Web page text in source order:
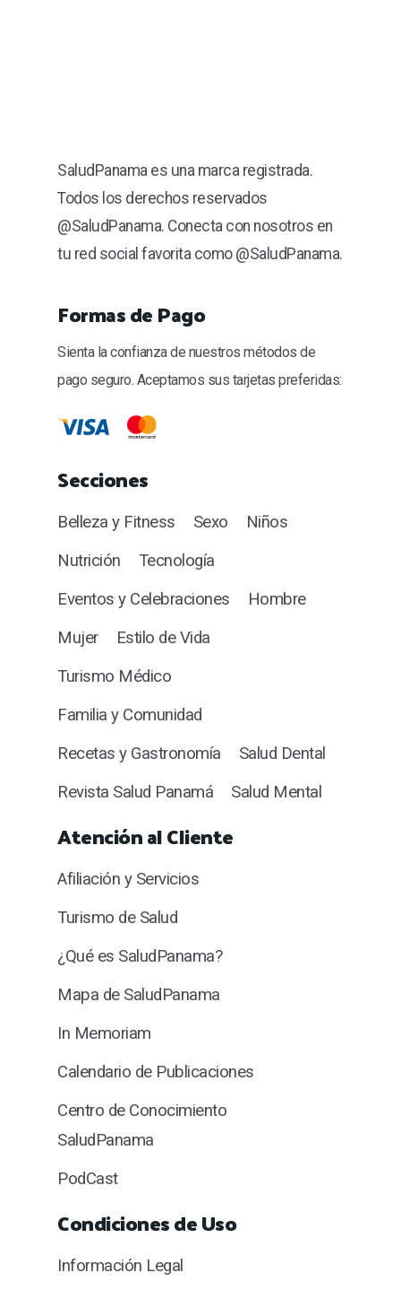
SaludPanama es una marca registrada.
Todos los derechos reservados
@SaludPanama. Conecta con nosotros en
tu red social favorita como @SaludPanama.
Formas de Pago
Sienta la confianza de nuestros métodos de
pago seguro. Aceptamos sus tarjetas preferidas:
Secciones
Belleza y Fitness Sexo
Niños
Nutrición
Tecnología
Eventos y Celebraciones
Hombre
Mujer
Estilo de Vida
Turismo Médico
Familia y Comunidad
Recetas y Gastronomía
Salud Dental
Revista Salud Panamá
Salud Mental
Atención al Cliente
Afiliación y Servicios
Turismo de Salud
¿Qué es SaludPanama?
Mapa de SaludPanama
In Memoriam
Calendario de Publicaciones
Centro de Conocimiento
SaludPanama
PodCast
Condiciones de Uso
Información Legal